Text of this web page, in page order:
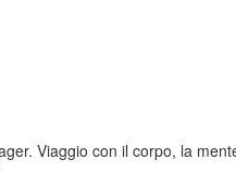
Viaggio con il corpo, la